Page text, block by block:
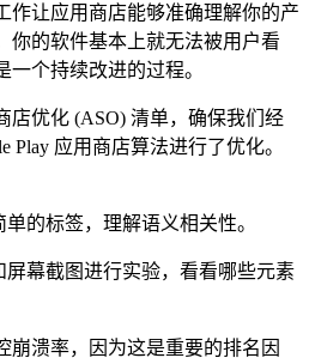
作让应用商店能够准确理解你的产
你的软件基本上就无法被用户看
个持续改进的过程。
店优化 (ASO) 清单，确保我们经
Play 应用商店算法进行了优化。
单的标签，理解语义相关性。
屏幕截图进行实验，看看哪些元素
崩溃率，因为这是重要的排名因